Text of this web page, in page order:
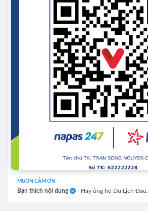
MUỐN CẢM ƠN
Bạn thích nội dung - Hãy ủng hộ Du Lịch Đâu.